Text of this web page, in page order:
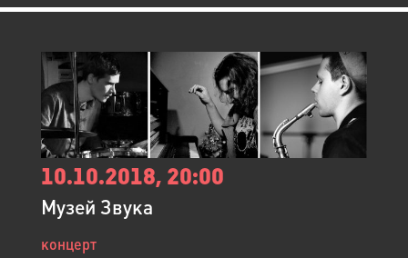
10.10.2018, 20:00
Музей Звука
концерт